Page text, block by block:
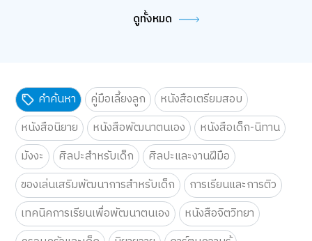
ดูทั้งหมด
คำค้นหา คู่มือเลี้ยงลูก
หนังสือเตรียมสอบ
หนังสือนิยาย
หนังสือพัฒนาตนเอง
หนังสือเด็ก-นิทาน
มังงะ
ศิลปะสำหรับเด็ก
ศิลปะและงานฝีมือ
ของเล่นเสริมพัฒนาการสำหรับเด็ก
การเรียนและการติว
เทคนิคการเรียนเพื่อพัฒนาตนเอง
หนังสือจิตวิทยา